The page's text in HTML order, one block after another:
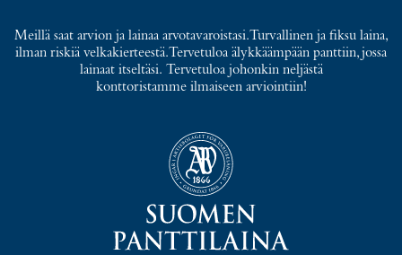
Meillä saat arvion ja lainaa arvotavaroistasi. Turvallinen ja fiksu laina,
ilman riskiä velkakierteestä. Tervetuloa älykkäämpään panttiin, jossa
lainaat itseltäsi. Tervetuloa johonkin neljästä
konttoristamme ilmaiseen arviointiin!